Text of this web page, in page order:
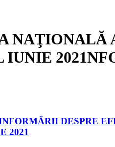
NAŢIONALĂ
DESPRE
2021